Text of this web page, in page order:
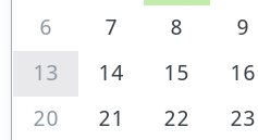
6
7 8 9
13
14 15 16
20
21 22 23